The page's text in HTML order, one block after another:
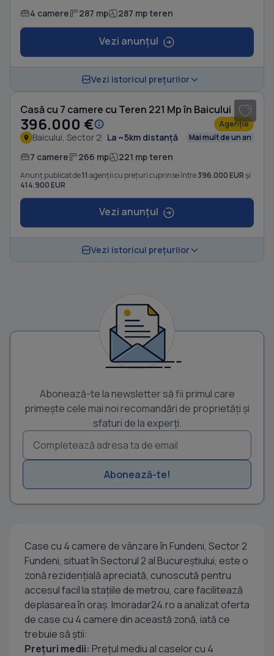
4 camere 287 mp 287 mp teren
Vezi anunțul
Vezi istoricul prețurilor
Casă cu 7 camere cu Teren 221 Mp în Baicului
396.000 € Agenție
Baicului, Sector 2 La ~5km distanță Mai mult de un an
7 camere 266 mp 221 mp teren
Anunț publicat de11 agenții cu prețuri cuprinse între396.000 EURși
414.900 EUR
Vezi anunțul
Vezi istoricul prețurilor
Abonează-te la newsletter să fii primul care
primește cele mai noi recomandări de proprietăți și
sfaturi de la experți.
Abonează-te!
Case cu 4 camere de vânzare în Fundeni, Sector 2
Fundeni, situat în Sectorul 2 al Bucureștiului, este o
zonă rezidențială apreciată, cunoscută pentru
accesul facil la stațiile de metrou, care facilitează
deplasarea în oraș. Imoradar24.ro a analizat oferta
de case cu 4 camere din această zonă, iată ce
trebuie să știi:
Prețuri medii: Prețul mediu al caselor cu 4